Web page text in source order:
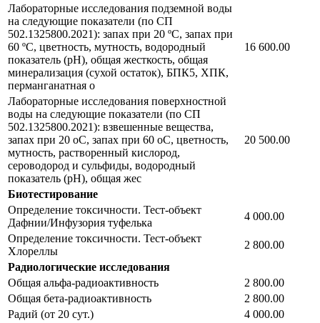
Лабораторные исследования подземной воды
на следующие показатели (по СП
502.1325800.2021): запах при 20 ºС, запах при
60 ºС, цветность, мутность, водородный
показатель (рН), общая жесткость, общая
минерализация (сухой остаток), БПК5, ХПК,
перманганатная о
16 600.00
Лабораторные исследования поверхностной
воды на следующие показатели (по СП
502.1325800.2021): взвешенные вещества,
запах при 20 оС, запах при 60 оС, цветность,
мутность, растворенный кислород,
сероводород и сульфиды, водородный
показатель (рН), общая жес
20 500.00
Биотестирование
Определение токсичности. Тест-объект
Дафнии/Инфузория туфелька
4 000.00
Определение токсичности. Тест-объект
Хлореллы
2 800.00
Радиологические исследования
Общая альфа-радиоактивность
2 800.00
Общая бета-радиоактивность
2 800.00
Радий (от 20 сут.)
4 000.00